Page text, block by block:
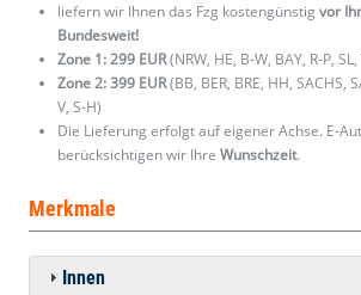
liefern wir Ihnen das Fzg kostengünstig vor
Bundesweit!
Zone 1: 299 EUR(NRW, HE, B-W, BAY, R-P,
Zone 2: 399 EUR(BB, BER, BRE, HH, SACHS,
V, S-H)
Die Lieferung erfolgt auf eigener Achse. E-
berücksichtigen wir Ihre Wunschzeit.
Merkmale
Innen